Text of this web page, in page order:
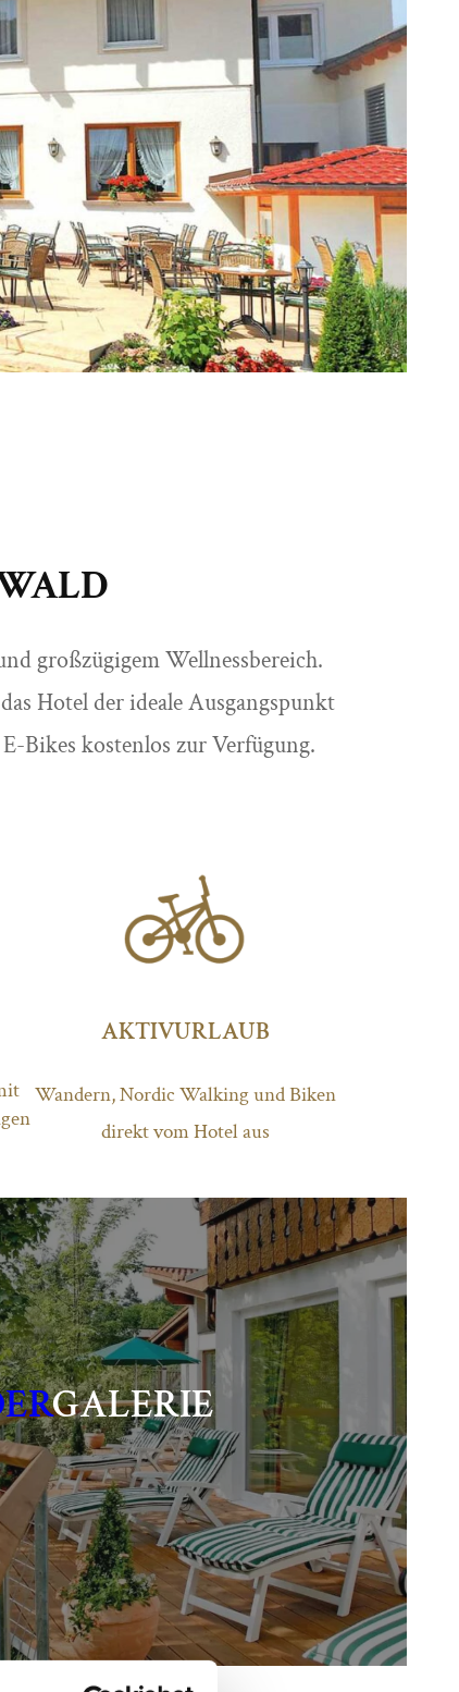
großzügigem Wellnessbereich.
Hotel der ideale Ausgangspunkt
Bikes kostenlos zur Verfügung.
AKTIVURLAUB
Wandern, Nordic Walking und Biken
direkt vom Hotel aus
GALERIE